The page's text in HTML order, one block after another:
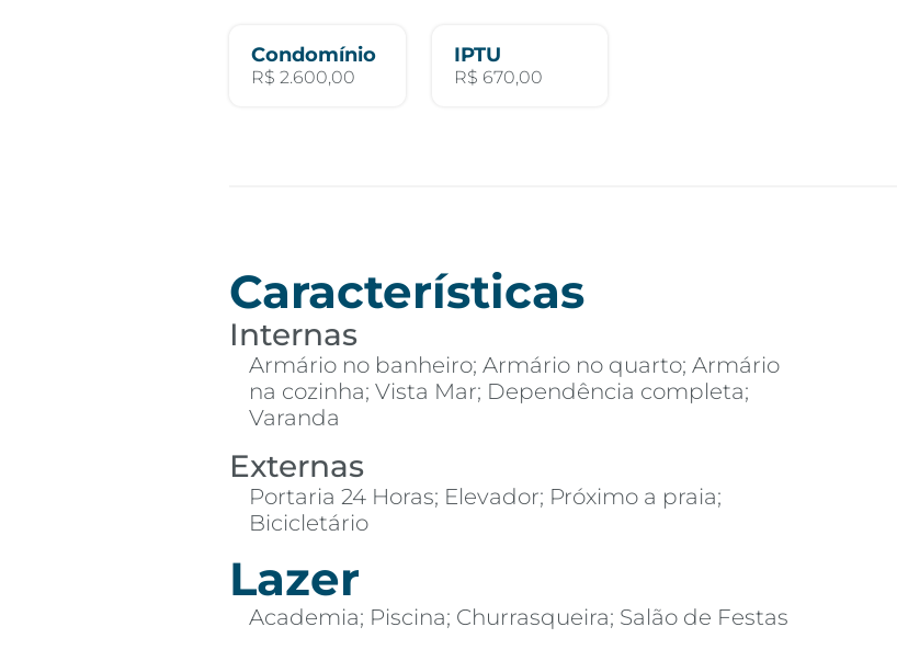
Condomínio
R$ 2.600,00
IPTU
R$ 670,00
Características
Internas
Armário no banheiro; Armário no quarto; Armário
na cozinha; Vista Mar; Dependência completa;
Varanda
Externas
Portaria 24 Horas; Elevador; Próximo a praia;
Bicicletário
Lazer
Academia; Piscina; Churrasqueira; Salão de Festas